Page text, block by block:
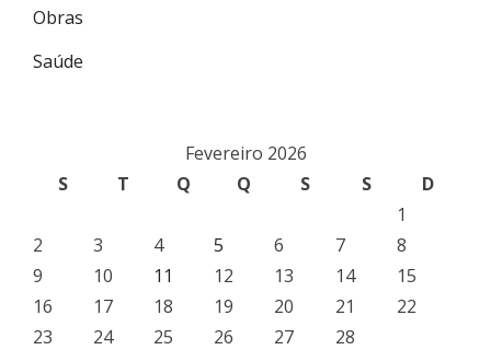
Obras
Saúde
Fevereiro 2026
S
T Q Q S S
D
1
2
3 4 5 6 7
8
9
10 11 12 13 14
15
16
17 18 19 20 21
22
23
24 25 26 27
28